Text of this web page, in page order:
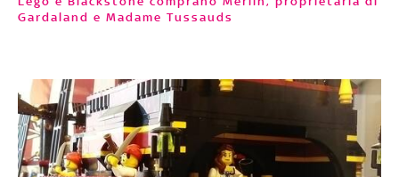
Gardaland e Madame Tussauds